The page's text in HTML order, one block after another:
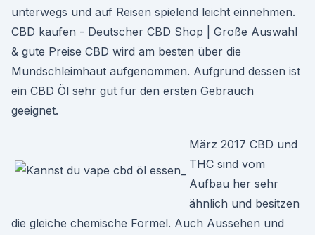
unterwegs und auf Reisen spielend leicht einnehmen.
CBD kaufen - Deutscher CBD Shop | Große Auswahl
& gute Preise CBD wird am besten über die
Mundschleimhaut aufgenommen. Aufgrund dessen ist
ein CBD Öl sehr gut für den ersten Gebrauch
geeignet.
März 2017 CBD und
THC sind vom
Aufbau her sehr
ähnlich und besitzen
die gleiche chemische Formel. Auch Aussehen und